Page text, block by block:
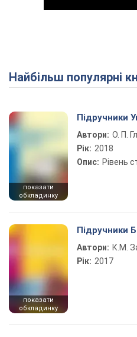
Найбільш популярні
показати
обкладинку
Підручники
Автори: О. П.
Рік: 2018
Опис: Рівень
показати
обкладинку
Підручники
Автори: К.М.
Рік: 2017